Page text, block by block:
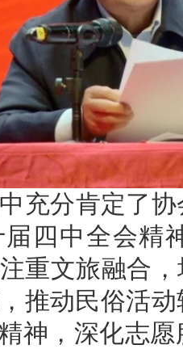
充分肯定了
四中全会精
重文旅融合
推动民俗活
神，深化志